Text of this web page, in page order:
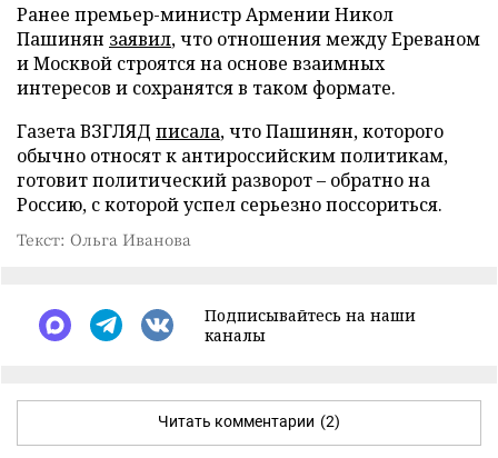
Ранее премьер-министр Армении Никол
Пашинян заявил, что отношения между Ереваном
и Москвой строятся на основе взаимных
интересов и сохранятся в таком формате.
Газета ВЗГЛЯД писала, что Пашинян, которого
обычно относят к антироссийским политикам,
готовит политический разворот – обратно на
Россию, с которой успел серьезно поссориться.
Текст: Ольга Иванова
Подписывайтесь на наши
каналы
Читать комментарии (2)